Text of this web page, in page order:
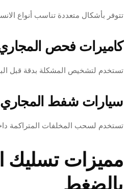
تتوفر بأشكال متعددة تناسب أنواع
كاميرات فحص
تستخدم لتشخيص المشكلة بدقة قبل
سيارات شفط المجاري
تستخدم لسحب المخلفات المتراكمة
مميزات تسليك
بالضغط